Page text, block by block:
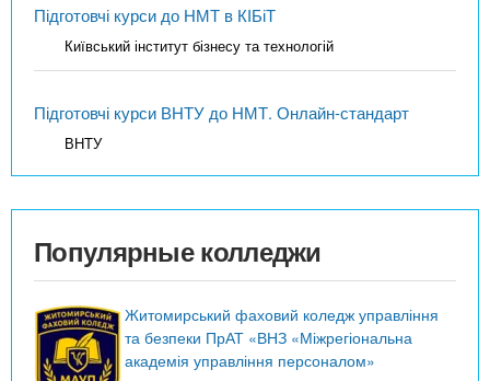
Підготовчі курси до НМТ в КІБіТ
Київський інститут бізнесу та технологій
Підготовчі курси ВНТУ до НМТ. Онлайн-стандарт
ВНТУ
Популярные колледжи
Житомирський фаховий коледж управління
та безпеки ПрАТ «ВНЗ «Міжрегіональна
академія управління персоналом»